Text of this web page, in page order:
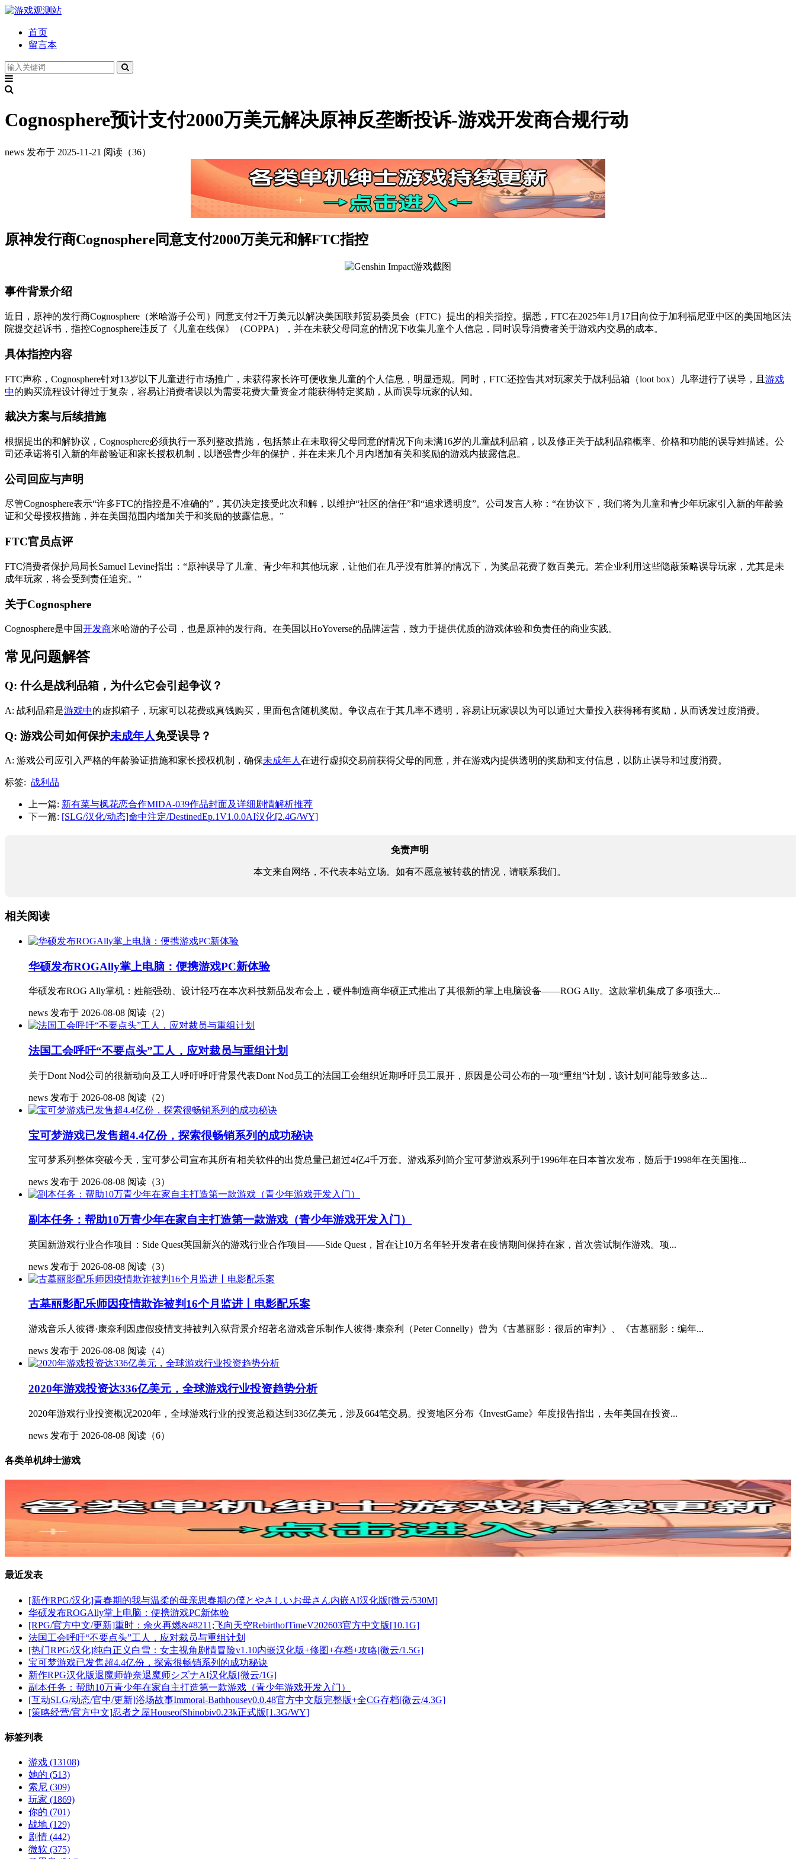
首页
留言本
Cognosphere预计支付2000万美元解决原神反垄断投诉-游戏开发商合规行动
news 发布于 2025-11-21 阅读（36）
原神发行商Cognosphere同意支付2000万美元和解FTC指控
事件背景介绍
近日，原神的发行商Cognosphere（米哈游子公司）同意支付2千万美元以解决美国联邦贸易委员会（FTC）提出的相关指控。据悉，FTC在2025年1月17日向位于加利福尼亚中区的美国地区法
院提交起诉书，指控Cognosphere违反了《儿童在线保》（COPPA），并在未获父母同意的情况下收集儿童个人信息，同时误导消费者关于游戏内交易的成本。
具体指控内容
FTC声称，Cognosphere针对13岁以下儿童进行市场推广，未获得家长许可便收集儿童的个人信息，明显违规。同时，FTC还控告其对玩家关于战利品箱（loot box）几率进行了误导，且 游戏
中的购买流程设计得过于复杂，容易让消费者误以为需要花费大量资金才能获得特定奖励，从而误导玩家的认知。
裁决方案与后续措施
根据提出的和解协议，Cognosphere必须执行一系列整改措施，包括禁止在未取得父母同意的情况下向未满16岁的儿童战利品箱，以及修正关于战利品箱概率、价格和功能的误导姓描述。公
司还承诺将引入新的年龄验证和家长授权机制，以增强青少年的保护，并在未来几个月内增加有关和奖励的游戏内披露信息。
公司回应与声明
尽管Cognosphere表示“许多FTC的指控是不准确的”，其仍决定接受此次和解，以维护“社区的信任”和“追求透明度”。公司发言人称：“在协议下，我们将为儿童和青少年玩家引入新的年龄验
证和父母授权措施，并在美国范围内增加关于和奖励的披露信息。”
FTC官员点评
FTC消费者保护局局长Samuel Levine指出：“原神误导了儿童、青少年和其他玩家，让他们在几乎没有胜算的情况下，为奖品花费了数百美元。若企业利用这些隐蔽策略误导玩家，尤其是未
成年玩家，将会受到责任追究。”
关于Cognosphere
Cognosphere是中国开发商米哈游的子公司，也是原神的发行商。在美国以HoYoverse的品牌运营，致力于提供优质的游戏体验和负责任的商业实践。
常见问题解答
Q: 什么是战利品箱，为什么它会引起争议？
A: 战利品箱是游戏中的虚拟箱子，玩家可以花费或真钱购买，里面包含随机奖励。争议点在于其几率不透明，容易让玩家误以为可以通过大量投入获得稀有奖励，从而诱发过度消费。
Q: 游戏公司如何保护未成年人免受误导？
A: 游戏公司应引入严格的年龄验证措施和家长授权机制，确保未成年人 在进行虚拟交易前获得父母的同意，并在游戏内提供透明的奖励和支付信息，以防止误导和过度消费。
标签: 战利品
上一篇: 新有菜与枫花恋合作MIDA-039作品封面及详细剧情解析推荐
下一篇: [SLG/汉化/动态]命中注定/DestinedEp.1V1.0.0AI汉化[2.4G/WY]
免责声明
本文来自网络，不代表本站立场。如有不愿意被转载的情况，请联系我们。
相关阅读
华硕发布ROGAlly掌上电脑：便携游戏PC新体验
华硕发布ROG Ally掌机：姓能强劲、设计轻巧在本次科技新品发布会上，硬件制造商华硕正式推出了其很新的掌上电脑设备——ROG Ally。这款掌机集成了多项强大...
news 发布于 2026-08-08 阅读（2）
法国工会呼吁“不要点头”工人，应对裁员与重组计划
关于Dont Nod公司的很新动向及工人呼吁呼吁背景代表Dont Nod员工的法国工会组织近期呼吁员工展开，原因是公司公布的一项“重组”计划，该计划可能导致多达...
news 发布于 2026-08-08 阅读（2）
宝可梦游戏已发售超4.4亿份，探索很畅销系列的成功秘诀
宝可梦系列整体突破今天，宝可梦公司宣布其所有相关软件的出货总量已超过4亿4千万套。游戏系列简介宝可梦游戏系列于1996年在日本首次发布，随后于1998年在美国推...
news 发布于 2026-08-08 阅读（3）
副本任务：帮助10万青少年在家自主打造第一款游戏（青少年游戏开发入门）
英国新游戏行业合作项目：Side Quest英国新兴的游戏行业合作项目——Side Quest，旨在让10万名年轻开发者在疫情期间保持在家，首次尝试制作游戏。项...
news 发布于 2026-08-08 阅读（3）
古墓丽影配乐师因疫情欺诈被判16个月监进丨电影配乐案
游戏音乐人彼得·康奈利因虚假疫情支持被判入狱背景介绍著名游戏音乐制作人彼得·康奈利（Peter Connelly）曾为《古墓丽影：很后的审判》、《古墓丽影：编年...
news 发布于 2026-08-08 阅读（4）
2020年游戏投资达336亿美元，全球游戏行业投资趋势分析
2020年游戏行业投资概况2020年，全球游戏行业的投资总额达到336亿美元，涉及664笔交易。投资地区分布《InvestGame》年度报告指出，去年美国在投资...
news 发布于 2026-08-08 阅读（6）
各类单机绅士游戏
最近发表
[新作RPG/汉化]青春期的我与温柔的母亲思春期の僕とやさしいお母さん内嵌AI汉化版[微云/530M]
华硕发布ROGAlly掌上电脑：便携游戏PC新体验
[RPG/官方中文/更新]重时：余火再燃&#8211;飞向天空RebirthofTimeV202603官方中文版[10.1G]
法国工会呼吁“不要点头”工人，应对裁员与重组计划
[热门RPG/汉化]纯白正义白雪：女主视角剧情冒险v1.10内嵌汉化版+修图+存档+攻略[微云/1.5G]
宝可梦游戏已发售超4.4亿份，探索很畅销系列的成功秘诀
新作RPG汉化版退魔师静奈退魔师シズナAI汉化版[微云/1G]
副本任务：帮助10万青少年在家自主打造第一款游戏（青少年游戏开发入门）
[互动SLG/动态/官中/更新]浴场故事Immoral-Bathhousev0.0.48官方中文版完整版+全CG存档[微云/4.3G]
[策略经营/官方中文]忍者之屋HouseofShinobiv0.23k正式版[1.3G/WY]
标签列表
游戏 (13108)
她的 (513)
索尼 (309)
玩家 (1869)
你的 (701)
战地 (129)
剧情 (442)
微软 (375)